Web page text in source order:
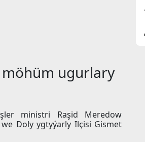
ugurlary
ministri Raşid Meredow
Doly ygtyýarly Ilçisi Gismet